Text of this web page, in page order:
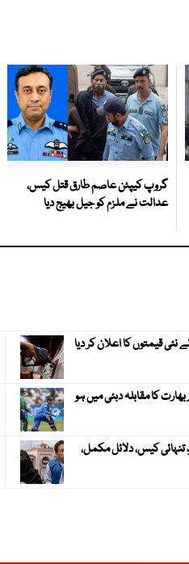
گروپ کیپٹن عاصم طارق قتل کیس،
عدالت نے ملزم کو جیل بھیج دیا
قیمتوں کا اعلان کر دیا
پاکستان اور بھارت کا مقابلہ دبئی میں ہو
تنہائی کیس، دلائل مکمل،